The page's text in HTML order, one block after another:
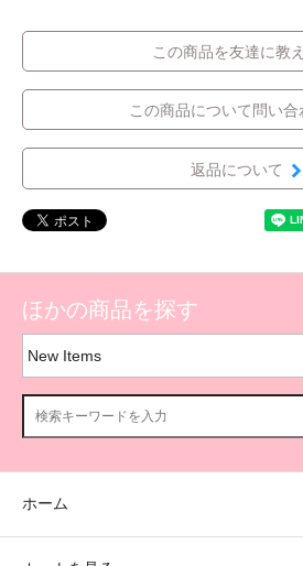
この商品を友達に教
この商品について問い合
返品について
ほかの商品を探す
ホーム